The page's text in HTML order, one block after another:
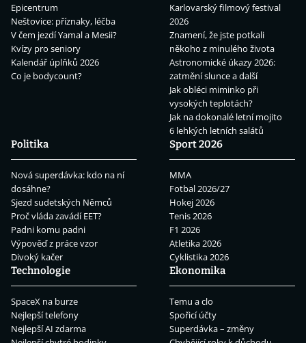
Epicentrum
Neštovice: příznaky, léčba
V čem jezdí Yamal a Mesii?
Kvízy pro seniory
Kalendář úplňků 2026
Co je bodycount?
Karlovarský filmový festival
2026
Znamení, že jste potkali
někoho z minulého života
Astronomické úkazy 2026:
zatmění slunce a další
Jak obléci miminko při
vysokých teplotách?
Jak na dokonalé letní mojito
6 lehkých letních salátů
Politika
Nová superdávka: kdo na ní
dosáhne?
Sjezd sudetských Němců
Proč vláda zavádí EET?
Padni komu padni
Výpověď z práce vzor
Divoký kačer
Sport 2026
MMA
Fotbal 2026/27
Hokej 2026
Tenis 2026
F1 2026
Atletika 2026
Cyklistika 2026
Technologie
SpaceX na burze
Nejlepší telefony
Nejlepší AI zdarma
Ekonomika
Temu a clo
Spořicí účty
Superdávka – změny